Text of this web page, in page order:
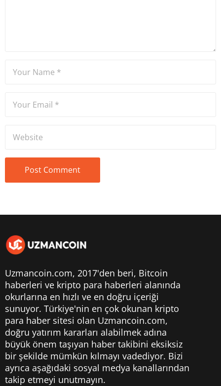
Uzmancoin.com, 2017'den beri, Bitcoin
haberleri ve kripto para haberleri alanında
okurlarına en hızlı ve en doğru içeriği
sunuyor. Türkiye'nin en çok okunan kripto
para haber sitesi olan Uzmancoin.com,
doğru yatırım kararları alabilmek adına
büyük önem taşıyan haber takibini eksiksiz
bir şekilde mümkün kılmayı vadediyor. Bizi
ayrıca aşağıdaki sosyal medya kanallarından
takip etmeyi unutmayın.